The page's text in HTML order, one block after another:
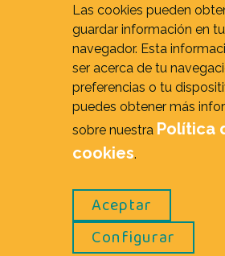
Aviso legal y política de
Política de cookies
Las cookies pueden
guardar información en tu
navegador. Esta
ser acerca de tu
preferencias o tu
puedes obtener más
sobre nuestra Política
cookies.
Aceptar
Configurar